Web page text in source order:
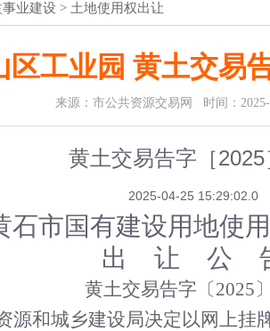
业建设 > 土地使用权出让
区工业园 黄土交易
来源：市公共资源交易网 时间：2025-
黄土交易告字［2025
2025-04-25 15:29:02.0
石市国有建设用地使
出
让 公
黄土交易告字 〔2025〕
源和城乡建设局决定以网上挂